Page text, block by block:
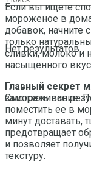
Нет результатов
Смотреть все
Если вы ищете
мороженое в
добавок, начните
только
сливки, молоко и
насыщенного
Главный секрет
замораживание.
поместить ее в
минут доставать,
предотвращает
и позволяет
текстуру.